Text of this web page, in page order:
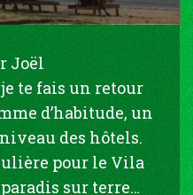
Joël
te fais un retour
d’habitude, un
des hôtels.
pour le Vila
sur terre…